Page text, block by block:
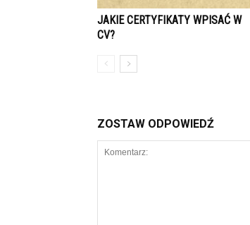
JAKIE CERTYFIKATY WPISAĆ W
CV?
ZOSTAW ODPOWIEDŹ